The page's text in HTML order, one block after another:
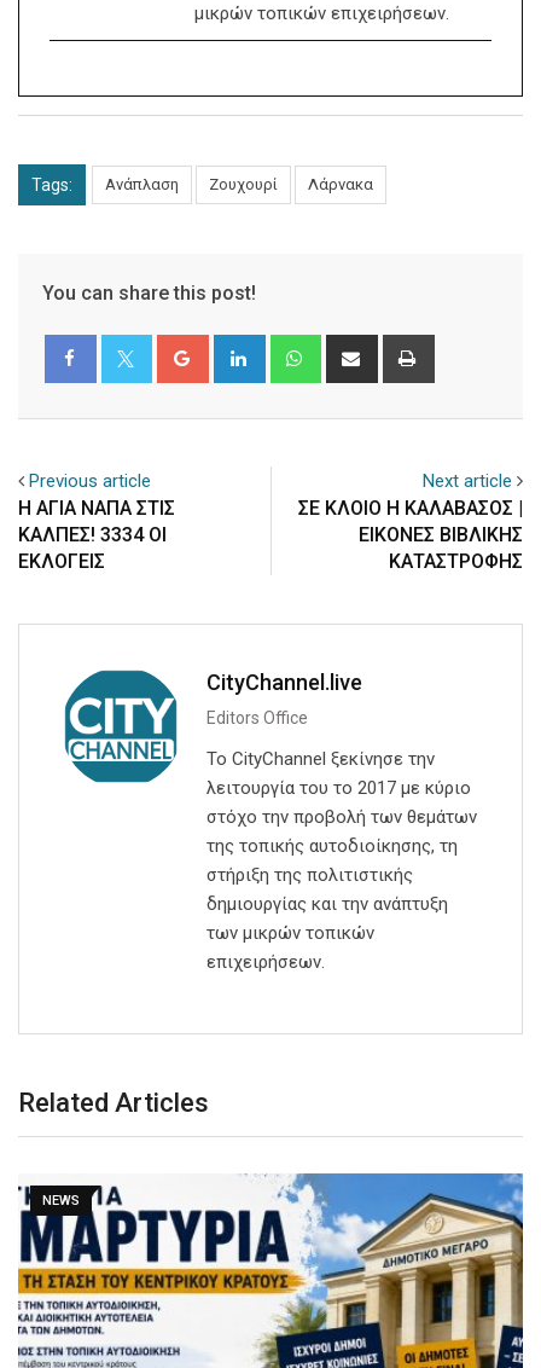
μικρών τοπικών επιχειρήσεων.
Tags: Ανάπλαση Ζουχουρί Λάρνακα
You can share this post!
Google+ LinkedIn WhatsappShare
Previous article
Η ΑΓΙΑ ΝΑΠΑ ΣΤΙΣ
ΚΑΛΠΕΣ! 3334 ΟΙ
ΕΚΛΟΓΕΙΣ
Next article
ΣΕ ΚΛΟΙΟ Η ΚΑΛΑΒΑΣΟΣ |
ΕΙΚΟΝΕΣ ΒΙΒΛΙΚΗΣ
ΚΑΤΑΣΤΡΟΦΗΣ
CityChannel.live
Editors Office
Το CityChannel ξεκίνησε την
λειτουργία του το 2017 με κύριο
στόχο την προβολή των θεμάτων
της τοπικής αυτοδιοίκησης, τη
στήριξη της πολιτιστικής
δημιουργίας και την ανάπτυξη
των μικρών τοπικών
επιχειρήσεων.
Related Articles
NEWS